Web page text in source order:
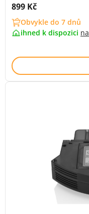
Cena s DPH:
899 Kč
Obvykle do 7 dnů
ihned k dispozici na